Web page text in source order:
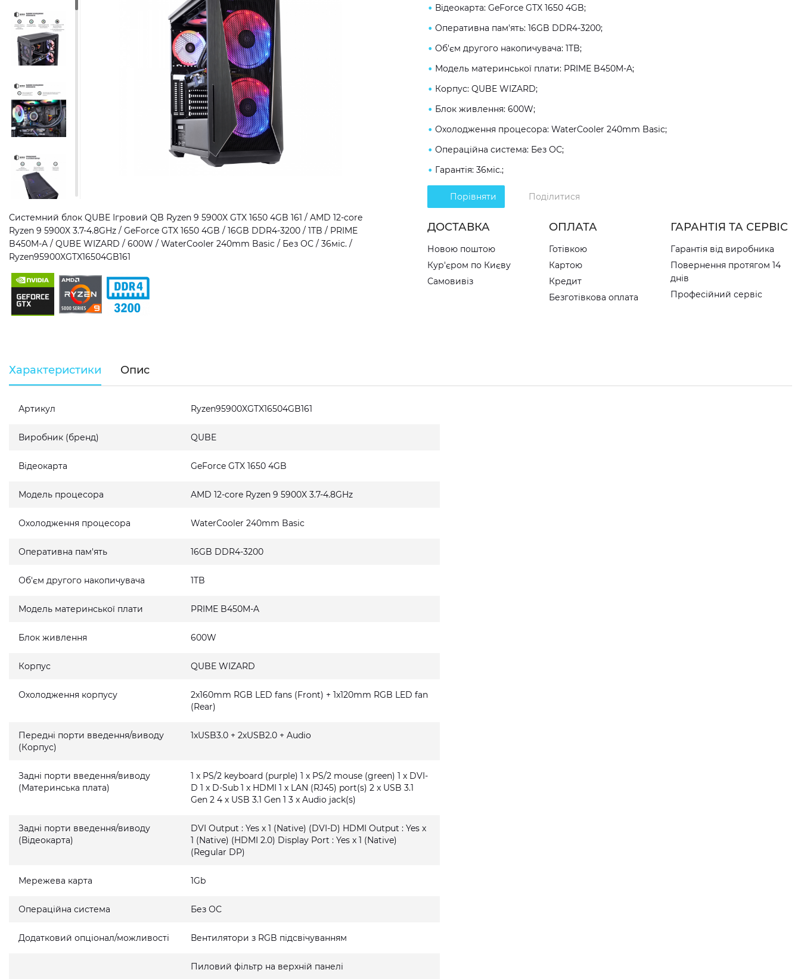
Системний блок QUBE Ігровий QB Ryzen 9 5900X GTX 1650 4GB 161 / AMD 12-core
Ryzen 9 5900X 3.7-4.8GHz / GeForce GTX 1650 4GB / 16GB DDR4-3200 / 1TB / PRIME
B450M-A / QUBE WIZARD / 600W / WaterCooler 240mm Basic / Без ОС / 36міс. /
Ryzen95900XGTX16504GB161
Відеокарта: GeForce GTX 1650 4GB;
Оперативна пам'ять: 16GB DDR4-3200;
Об'єм другого накопичувача: 1TB;
Модель материнської плати: PRIME B450M-A;
Корпус: QUBE WIZARD;
Блок живлення: 600W;
Охолодження процесора: WaterCooler 240mm Basic;
Операційна система: Без ОС;
Гарантія: 36міс.;
Порівняти Поділитися
ДОСТАВКА
Новою поштою
Кур'єром по Києву
Самовивіз
ОПЛАТА
Готівкою
Картою
Кредит
Безготівкова оплата
ГАРАНТІЯ ТА СЕРВІС
Гарантія від виробника
Повернення протягом 14
днів
Професійний сервіс
Характеристики Опис
Артикул Ryzen95900XGTX16504GB161
Виробник (бренд) QUBE
Відеокарта GeForce GTX 1650 4GB
Модель процесора AMD 12-core Ryzen 9 5900X 3.7-4.8GHz
Охолодження процесора WaterCooler 240mm Basic
Оперативна пам'ять 16GB DDR4-3200
Об'єм другого накопичувача 1TB
Модель материнської плати PRIME B450M-A
Блок живлення 600W
Корпус QUBE WIZARD
Охолодження корпусу
2x160mm RGB LED fans (Front) + 1x120mm RGB LED fan
(Rear)
Передні порти введення/виводу
(Корпус)
1xUSB3.0 + 2xUSB2.0 + Audio
Задні порти введення/виводу
(Материнська плата)
1 x PS/2 keyboard (purple) 1 x PS/2 mouse (green) 1 x DVI-
D 1 x D-Sub 1 x HDMI 1 x LAN (RJ45) port(s) 2 x USB 3.1
Gen 2 4 x USB 3.1 Gen 1 3 x Audio jack(s)
Задні порти введення/виводу
(Відеокарта)
DVI Output : Yes x 1 (Native) (DVI-D) HDMI Output : Yes x
1 (Native) (HDMI 2.0) Display Port : Yes x 1 (Native)
(Regular DP)
Мережева карта 1Gb
Операційна система Без ОС
Додатковий опціонал/можливості Вентилятори з RGB підсвічуванням
Пиловий фільтр на верхній панелі